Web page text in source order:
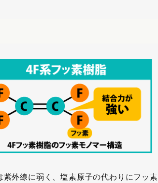
外線に弱く、塩素原子の代わりにフッ素